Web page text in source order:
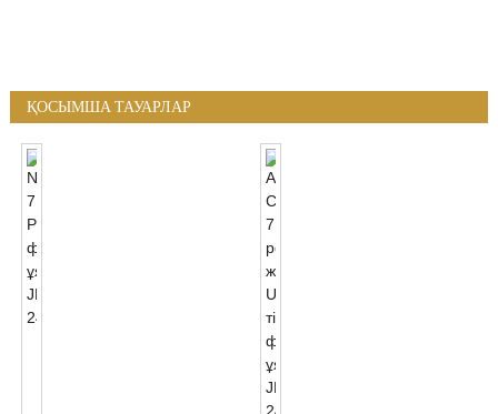
ҚОСЫМША ТАУАРЛАР